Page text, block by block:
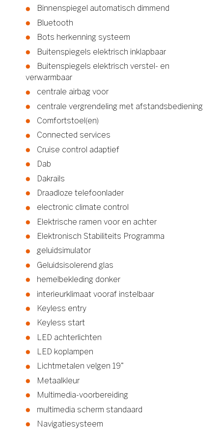
Binnenspiegel automatisch dimmend
Bluetooth
Bots herkenning systeem
Buitenspiegels elektrisch inklapbaar
Buitenspiegels elektrisch verstel- en
verwarmbaar
centrale airbag voor
centrale vergrendeling met afstandsbediening
Comfortstoel(en)
Connected services
Cruise control adaptief
Dab
Dakrails
Draadloze telefoonlader
electronic climate control
Elektrische ramen voor en achter
Elektronisch Stabiliteits Programma
geluidsimulator
Geluidsisolerend glas
hemelbekleding donker
interieurklimaat vooraf instelbaar
Keyless entry
Keyless start
LED achterlichten
LED koplampen
Lichtmetalen velgen 19"
Metaalkleur
Multimedia-voorbereiding
multimedia scherm standaard
Navigatiesysteem